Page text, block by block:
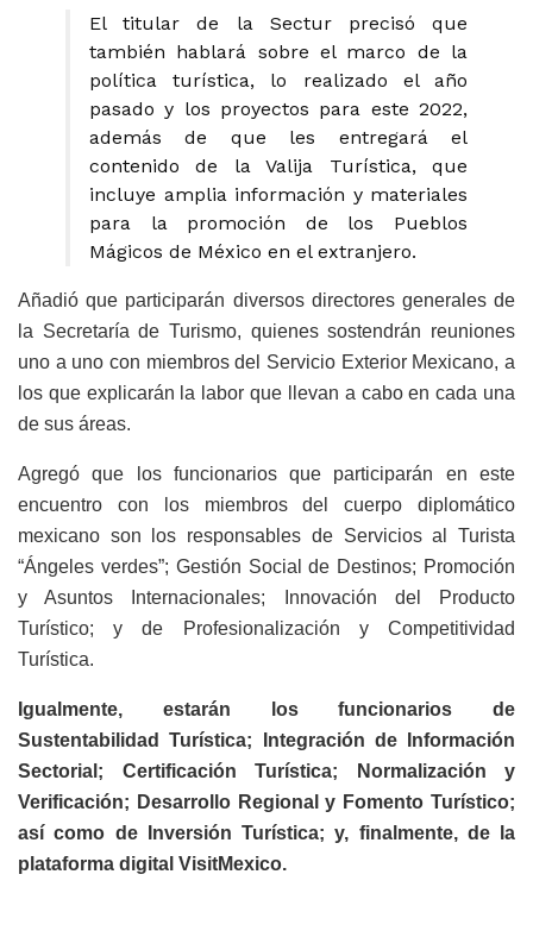
El titular de la Sectur precisó que
también hablará sobre el marco de la
política turística, lo realizado el año
pasado y los proyectos para este 2022,
además de que les entregará el
contenido de la Valija Turística, que
incluye amplia información y materiales
para la promoción de los Pueblos
Mágicos de México en el extranjero.
Añadió que participarán diversos directores generales de
la Secretaría de Turismo, quienes sostendrán reuniones
uno a uno con miembros del Servicio Exterior Mexicano, a
los que explicarán la labor que llevan a cabo en cada una
de sus áreas.
Agregó que los funcionarios que participarán en este
encuentro con los miembros del cuerpo diplomático
mexicano son los responsables de Servicios al Turista
“Ángeles verdes”; Gestión Social de Destinos; Promoción
y Asuntos Internacionales; Innovación del Producto
Turístico; y de Profesionalización y Competitividad
Turística.
Igualmente, estarán los funcionarios de
Sustentabilidad Turística; Integración de Información
Sectorial; Certificación Turística; Normalización y
Verificación; Desarrollo Regional y Fomento Turístico;
así como de Inversión Turística; y, finalmente, de la
plataforma digital VisitMexico.